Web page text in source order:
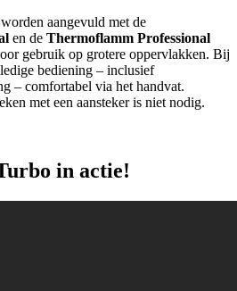
aangevuld met de
en de Thermoflamm Professional
gebruik op grotere oppervlakken. Bij
bediening – inclusief
– comfortabel via het handvat.
met een aansteker is niet nodig.
in actie!